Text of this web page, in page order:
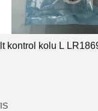
kontrol kolu L